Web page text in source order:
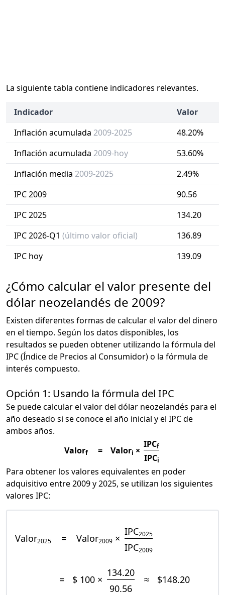
La siguiente tabla contiene indicadores relevantes.
Indicador
Valor
Inflación acumulada 2009-2025
48.20%
Inflación acumulada 2009-hoy
53.60%
Inflación media 2009-2025
2.49%
IPC 2009
90.56
IPC 2025
134.20
IPC 2026-Q1 (último valor oficial)
136.89
IPC hoy
139.09
¿Cómo calcular el valor presente del
dólar neozelandés de 2009?
Existen diferentes formas de calcular el valor del dinero
en el tiempo. Según los datos disponibles, los
resultados se pueden obtener utilizando la fórmula del
IPC (Índice de Precios al Consumidor) o la fórmula de
interés compuesto.
Opción 1: Usando la fórmula del IPC
Se puede calcular el valor del dólar neozelandés para el
año deseado si se conoce el año inicial y el IPC de
ambos años.
Valorf = Valori ×
IPCf
IPCi
Para obtener los valores equivalentes en poder
adquisitivo entre 2009 y 2025, se utilizan los siguientes
valores IPC:
Valor2025 = Valor2009 ×
IPC2025
IPC2009
= $ 100 ×
134.20
90.56
≈ $148.20